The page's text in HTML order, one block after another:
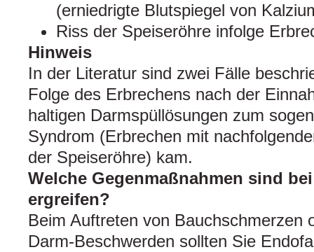
(erniedrigte Blutspiegel von
Riss der Speiseröhre infolge
Hinweis
In der Literatur sind zwei Fälle
Folge des Erbrechens nach der
haltigen Darmspüllösungen zum
Syndrom (Erbrechen mit
der Speiseröhre) kam.
Welche Gegenmaßnahmen sind
ergreifen?
Beim Auftreten von Bauchschmerzen
Darm-Beschwerden sollten Sie